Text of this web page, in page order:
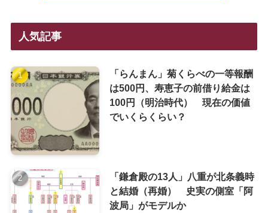
人気記事
「らんまん」菊くらべの一等報酬
は500円、寿恵子の前借り給金は
100円（明治時代） 現在の価値
でいくらくらい？
「鎌倉殿の13人」八重が北条義時
と結婚（再婚） 史実の側室「阿
波局」がモデルか